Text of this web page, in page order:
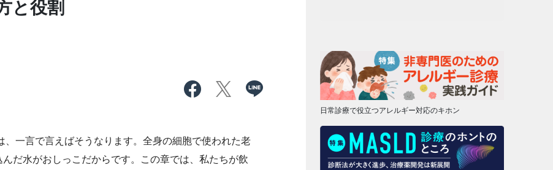
と役割
一言で言えばそうなります。全身の細胞で使われた老
だ水がおしっこだからです。この章では、私たちが飲
日常診療で役立つアレルギー対応のキホン